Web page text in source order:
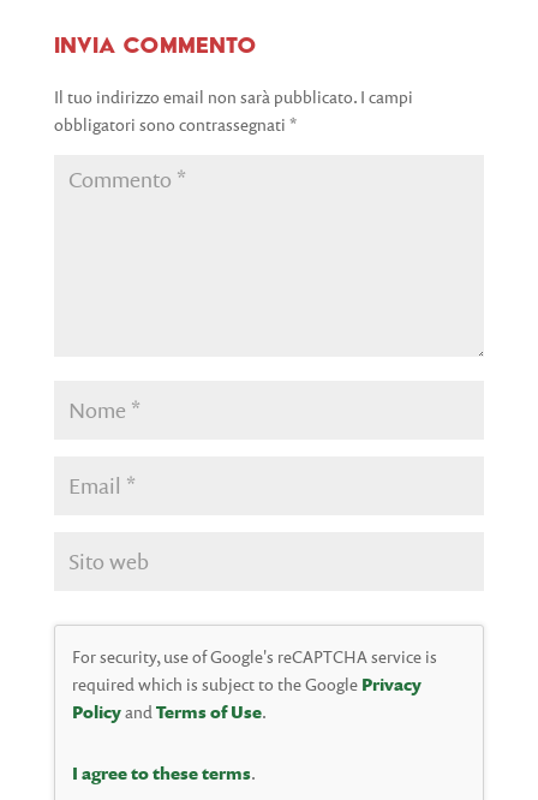
Invia commento
Il tuo indirizzo email non sarà pubblicato. I campi
obbligatori sono contrassegnati *
For security, use of Google's reCAPTCHA service is
required which is subject to the Google Privacy
Policyand Terms of Use.
I agree to these terms.